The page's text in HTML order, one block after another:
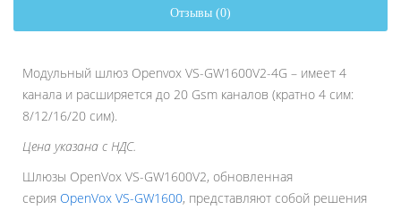
Отзывы (0)
Модульный шлюз Openvox VS-GW1600V2-4G – имеет 4
канала и расширяется до 20 Gsm каналов (кратно 4 сим:
8/12/16/20 сим).
Цена указана с НДС.
Шлюзы OpenVox VS-GW1600V2, обновленная
серия OpenVox VS-GW1600, представляют собой решения